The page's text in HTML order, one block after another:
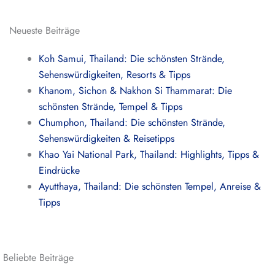
Neueste Beiträge
Koh Samui, Thailand: Die schönsten Strände,
Sehenswürdigkeiten, Resorts & Tipps
Khanom, Sichon & Nakhon Si Thammarat: Die
schönsten Strände, Tempel & Tipps
Chumphon, Thailand: Die schönsten Strände,
Sehenswürdigkeiten & Reisetipps
Khao Yai National Park, Thailand: Highlights, Tipps &
Eindrücke
Ayutthaya, Thailand: Die schönsten Tempel, Anreise &
Tipps
Beliebte Beiträge